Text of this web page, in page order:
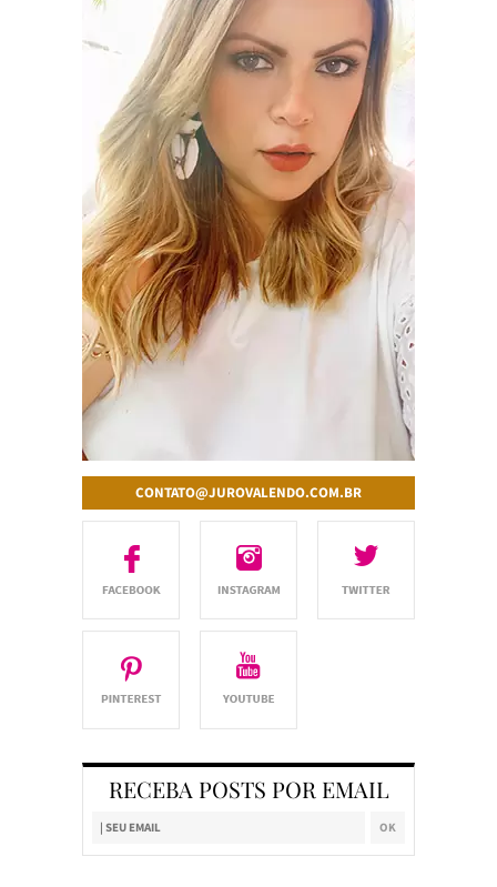
CONTATO@JUROVALENDO.COM.BR
RECEBA POSTS POR EMAIL